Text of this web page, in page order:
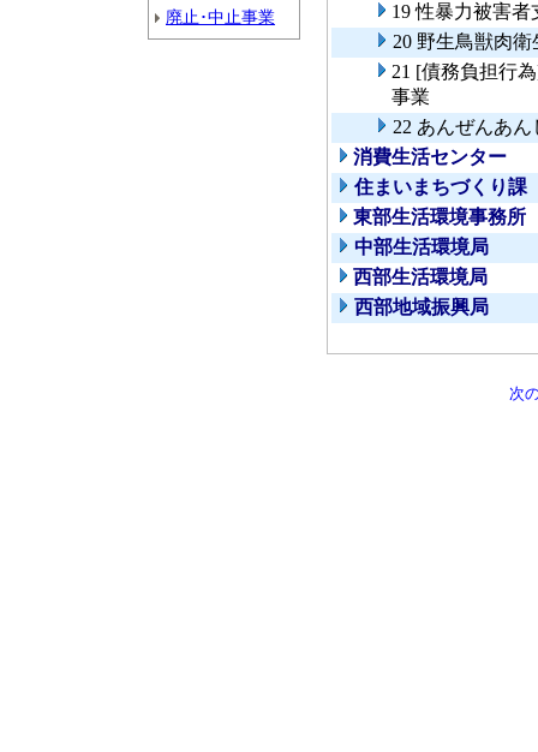
廃止･中止事業
19 性暴力被害者
20 野生鳥獣肉
21 [債務負担行
事業
22 あんぜんあ
消費生活センター
住まいまちづくり課
東部生活環境事務所
中部生活環境局
西部生活環境局
西部地域振興局
次